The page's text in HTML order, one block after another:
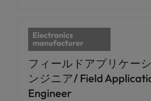
フィールドアプリケー
ンジニア/ Field
Engineer